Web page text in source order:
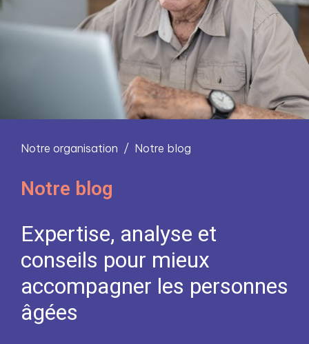
Notre organisation Notre blog
Notre blog
Expertise, analyse et
conseils pour mieux
accompagner les personnes
âgées